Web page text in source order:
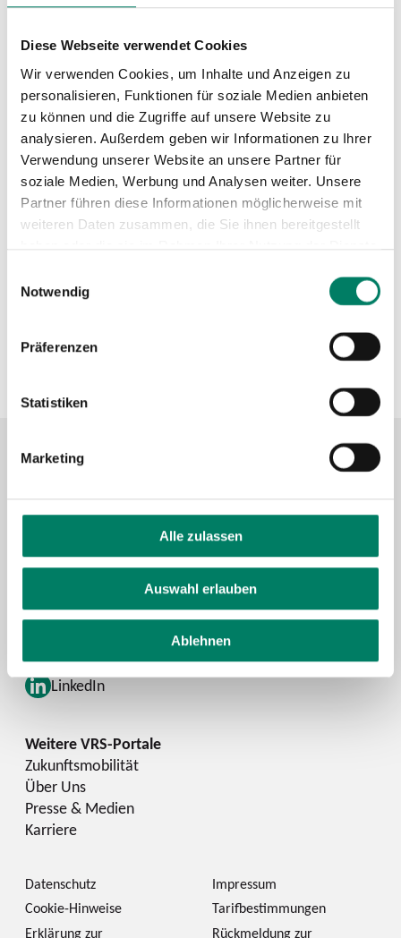
Diese Webseite verwendet Cookies
Wir verwenden Cookies, um Inhalte und Anzeigen zu
personalisieren, Funktionen für soziale Medien anbieten
zu können und die Zugriffe auf unsere Website zu
analysieren. Außerdem geben wir Informationen zu Ihrer
Verwendung unserer Website an unsere Partner für
soziale Medien, Werbung und Analysen weiter. Unsere
Partner führen diese Informationen möglicherweise mit
weiteren Daten zusammen, die Sie ihnen bereitgestellt
Notwendig
Präferenzen
Statistiken
Marketing
Alle zulassen
Auswahl erlauben
Ablehnen
Betreiber
KVG Zickenheiner GmbH
https://www.zickenheiner.de
+49 261 98461-50
Verkehrsverbund
Verkehrsverbund Rhein-Mosel GmbH
Facebook
Instagram
LinkedIn
Kontaktformular
Schlaue Nummer
Zukunftsmobilität
Über Uns
Presse & Medien
Karriere
Datenschutz
Impressum
Cookie-Hinweise
Tarifbestimmungen
Erklärung zur
Rückmeldung zur